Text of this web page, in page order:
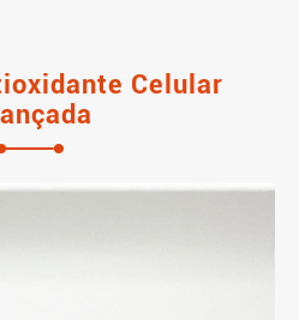
Celular